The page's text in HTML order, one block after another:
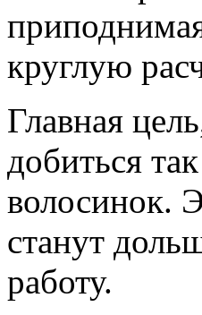
круглую
Главная
добиться
волосинок.
станут
работу.